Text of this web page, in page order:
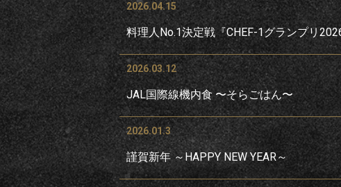
2026.04.15
料理人No.1決定戦『CHEF-1グランプリ
2026.03.12
JAL国際線機内食 〜そらごはん〜
2026.01.3
謹賀新年 ～HAPPY NEW YEAR～